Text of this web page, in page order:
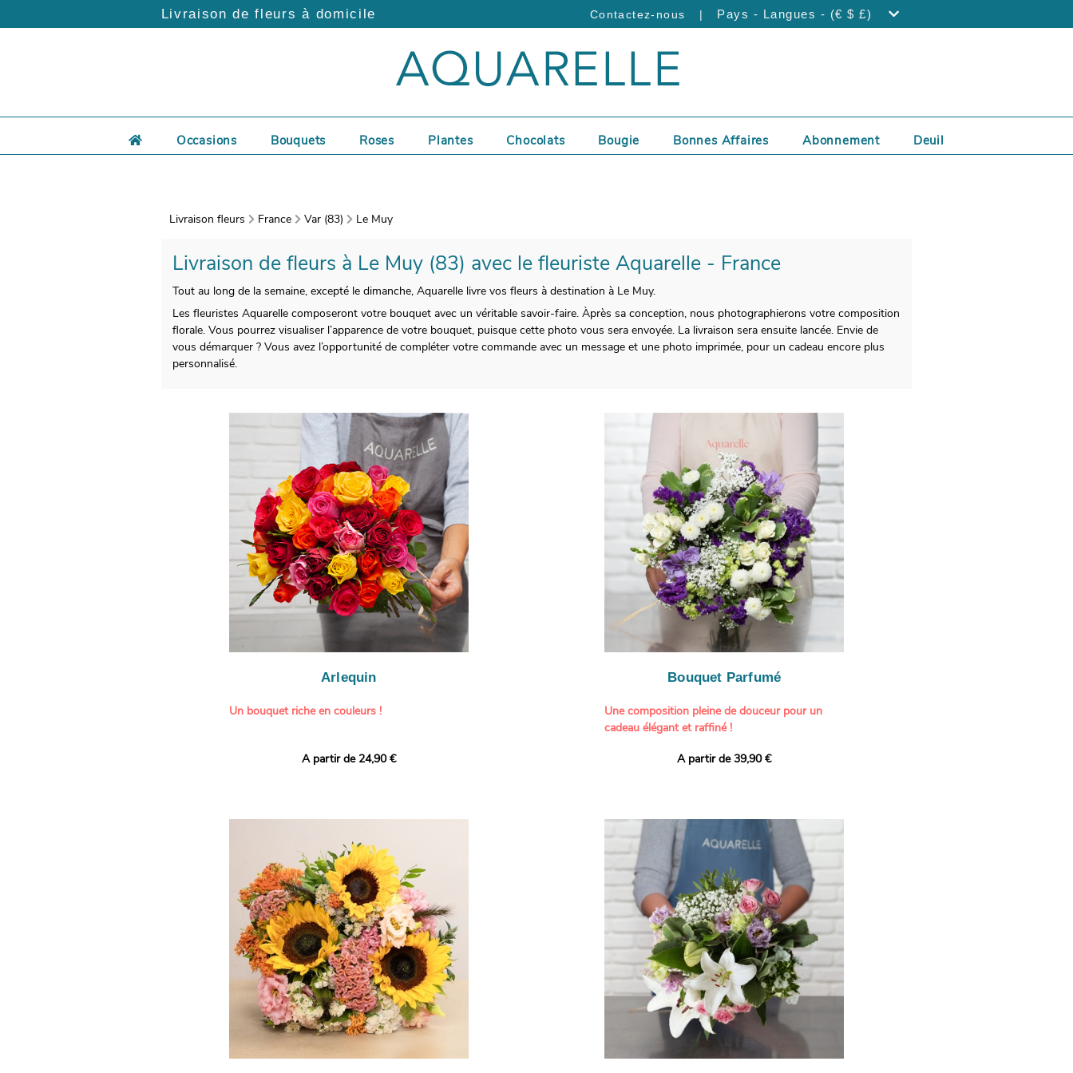
Livraison de fleurs à domicile Contactez-nous | Pays - Langues - (€ $ £)
Occasions Bouquets Roses Plantes Chocolats Bougie Bonnes Affaires Abonnement Deuil
Livraison fleurs France Var (83) Le Muy
Livraison de fleurs à Le Muy (83) avec le fleuriste Aquarelle - France
Tout au long de la semaine, excepté le dimanche, Aquarelle livre vos fleurs à destination à Le Muy.
Les fleuristes Aquarelle composeront votre bouquet avec un véritable savoir-faire. Àprès sa conception, nous photographierons votre composition
florale. Vous pourrez visualiser l’apparence de votre bouquet, puisque cette photo vous sera envoyée. La livraison sera ensuite lancée. Envie de
vous démarquer ? Vous avez l’opportunité de compléter votre commande avec un message et une photo imprimée, pour un cadeau encore plus
personnalisé.
Arlequin
Un bouquet riche en couleurs !
vives pour un effet vitaminé garanti. Un
'Tropical Amazone' et 'Wild Calypso', connues
pour leur tenue en vase, leurs teintes
incroyables et le parfait épanouissement de
leurs boutons.
Une explosion de couleurs dans un bouquet de
roses fraîches !
Il contient :
- Un mélange harmonieux de roses roses,
rouges, jaunes et orange
- Quelques feuillages pour structurer
À offrir pour :
- Souhaiter un anniversaire joyeux et coloré
A partir de 24,90 €
Bouquet Parfumé
Une composition pleine de douceur pour un
cadeau élégant et raffiné !
Offrez un bouquet délicat et généreux, imaginé
création une touche de pureté et de
romantisme, tandis que les giroflées dévoilent
un parfum délicat et une allure naturellement
poétique. Le gypsophile, léger et aérien, vient
envelopper l’ensemble de douceur, pendant que
les lisianthus ajoutent une note d’élégance et de
raffinement à cette harmonie florale.
Chaque tige a été sélectionnée avec soin pour
composer un bouquet lumineux, plein de
charme et de délicatesse. Avec son bel équilibre
entre volume, finesse et parfum, cette création
florale est idéale pour célébrer les plus beaux
moments de vie avec grâce et émotion.
A partir de 39,90 €